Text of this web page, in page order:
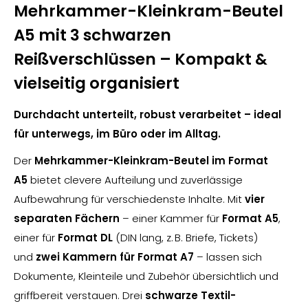
Mehrkammer-Kleinkram-Beutel
A5 mit 3 schwarzen
Reißverschlüssen – Kompakt &
vielseitig organisiert
Durchdacht unterteilt, robust verarbeitet – ideal
für unterwegs, im Büro oder im Alltag.
Der Mehrkammer-Kleinkram-Beutel im Format
A5bietet clevere Aufteilung und zuverlässige
Aufbewahrung für verschiedenste Inhalte. Mitvier
separaten Fächern – einer Kammer für Format A5,
einer für Format DL (DIN lang, z. B. Briefe, Tickets)
und zwei Kammern für Format A7 – lassen sich
Dokumente, Kleinteile und Zubehör übersichtlich und
griffbereit verstauen. Drei schwarze Textil-